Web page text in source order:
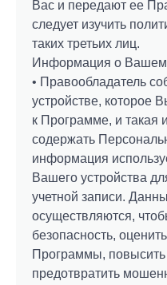
Вас и передают ее
следует изучить
таких третьих лиц.
Информация о Вашем
• Правообладатель
устройстве, которое
к Программе, и
содержать
информация
Вашего устройства
учетной записи.
осуществляются,
безопасность,
Программы, повысить
предотвратить